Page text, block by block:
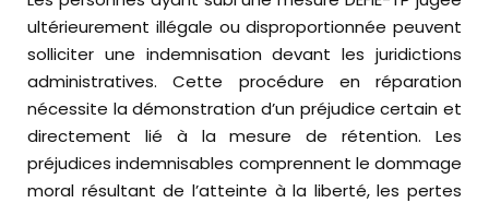
ultérieurement illégale ou disproportionnée peuvent
solliciter une indemnisation devant les juridictions
administratives. Cette procédure en réparation
nécessite la démonstration d’un préjudice certain et
directement lié à la mesure de rétention. Les
préjudices indemnisables comprennent le dommage
moral résultant de l’atteinte à la liberté, les pertes